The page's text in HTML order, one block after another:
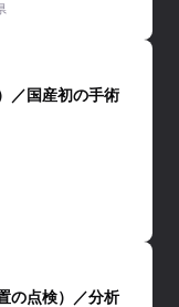
／国産初の手術
の点検）／分析